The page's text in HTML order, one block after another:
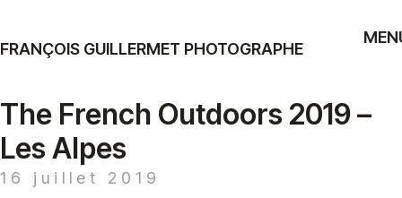
FRANÇOIS GUILLERMET PHOTOGRAPHE
The French Outdoors 2019 –
Les Alpes
16 juillet 2019